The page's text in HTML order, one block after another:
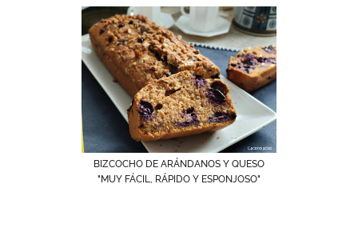
BIZCOCHO DE ARÁNDANOS Y QUESO
"MUY FÁCIL, RÁPIDO Y ESPONJOSO"